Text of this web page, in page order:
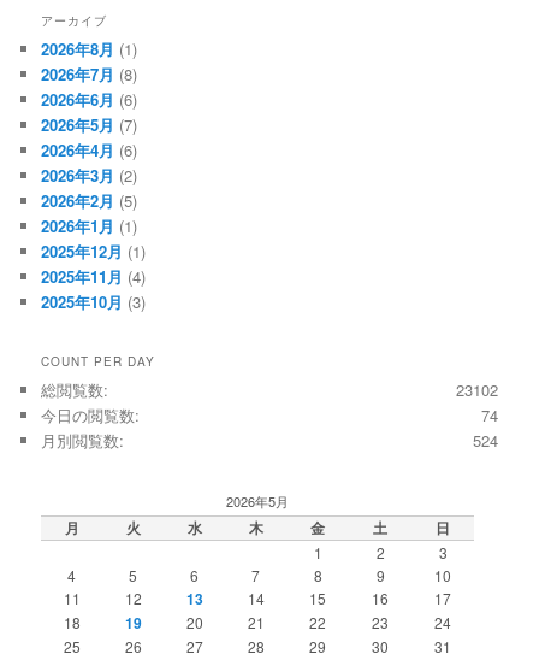
アーカイブ
2026年8月 (1)
2026年7月 (8)
2026年6月 (6)
2026年5月 (7)
2026年4月 (6)
2026年3月 (2)
2026年2月 (5)
2026年1月 (1)
2025年12月 (1)
2025年11月 (4)
2025年10月 (3)
COUNT PER DAY
23102
総閲覧数:
74
今日の閲覧数:
524
月別閲覧数:
2026年5月
月 火 水 木 金 土 日
1 2
3
4
5 6 7 8 9
10
11
12 13 14 15 16
17
18
19 20 21 22 23
24
25
26 27 28 29 30 31